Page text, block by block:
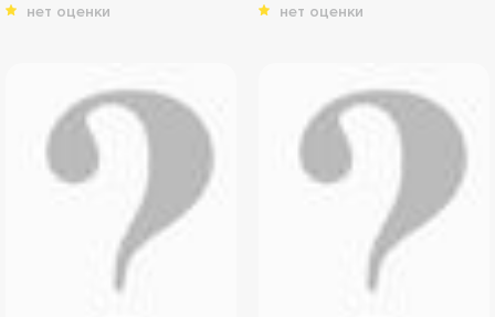
нет оценки нет оценки